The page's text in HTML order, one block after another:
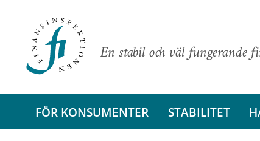
En stabil och väl fungerande
FÖR KONSUMENTER STABILITET